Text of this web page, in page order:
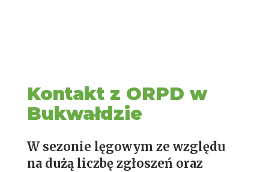
Kontakt z ORPD w
Bukwałdzie
W sezonie lęgowym ze względu
na dużą liczbę zgłoszeń oraz